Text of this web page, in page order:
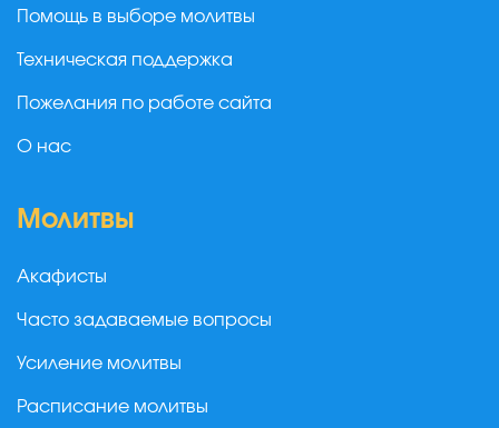
Помощь в выборе молитвы
Техническая поддержка
Пожелания по работе сайта
О нас
Молитвы
Акафисты
Часто задаваемые вопросы
Усиление молитвы
Расписание молитвы